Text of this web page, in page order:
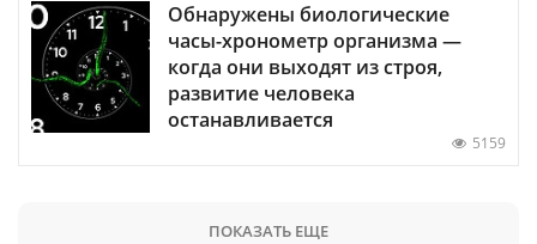
Обнаружены биологические
часы-хронометр организма —
когда они выходят из строя,
развитие человека
останавливается
5159
ПОКАЗАТЬ ЕЩЕ